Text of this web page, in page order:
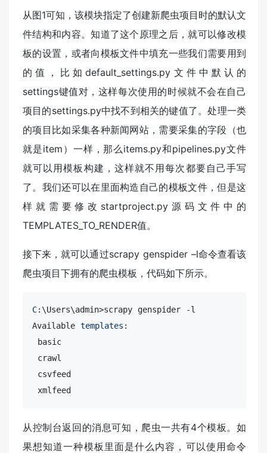
从图1可知，该模块指定了创建新爬虫项目时的默认文
件结构和内容。知道了这个原理之后，就可以修改模
板的设置，或者向模板文件中填充一些我们需要用到
的值，比如default_settings.py文件中默认的
settings键值对，这样每次使用的时候就不会在自己
项目的settings.py中找不到相关的键值了。处理一类
的项目比如采集各种新闻网站，需要采集的字段（也
就是item）一样，那么items.py和pipelines.py文件
就可以用模板构建，这样就不用每次都要自己手写
了。我们还可以在里面构造自己的模板文件，但是这
样就需要修改startproject.py源码文件中的
TEMPLATES_TO_RENDER值。
接下来，就可以通过scrapy genspider –l命令查看该
爬虫项目下拥有的爬虫模板，代码如下所示。
C: \Users\admin>scrapy genspider -l
Available templates:
basic
crawl
csvfeed
xmlfeed
从控制台返回的消息可知，爬虫一共有4个模板。如
果想知道一种模板里面是什么内容，可以使用命令